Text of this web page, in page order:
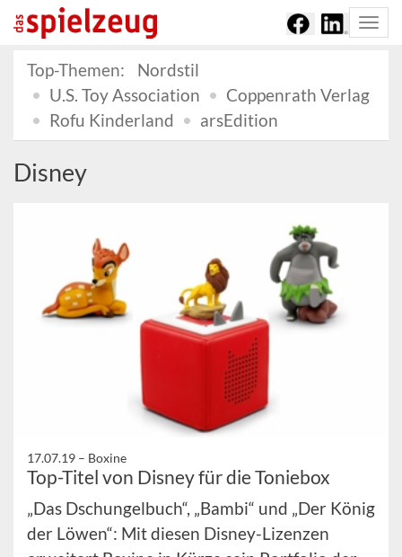
Top-Themen:
Nordstil
U.S. Toy Association
Coppenrath Verlag
Rofu Kinderland
arsEdition
Disney
17.07.19 – Boxine
Top-Titel von Disney für die Toniebox
„Das Dschungelbuch“, „Bambi“ und „Der König
der Löwen“: Mit diesen Disney-Lizenzen